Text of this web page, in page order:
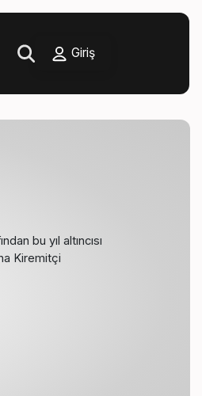
Giriş
bu yıl altıncısı
Kiremitçi